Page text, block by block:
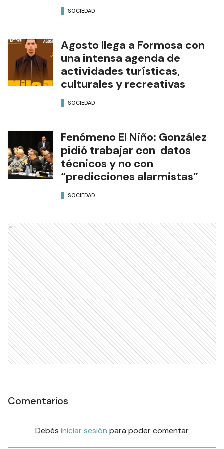
SOCIEDAD
Agosto llega a Formosa con
una intensa agenda de
actividades turísticas,
culturales y recreativas
SOCIEDAD
Fenómeno El Niño: González
pidió trabajar con datos
técnicos y no con
“predicciones alarmistas”
SOCIEDAD
Ads
Comentarios
Debés iniciar sesión para poder comentar